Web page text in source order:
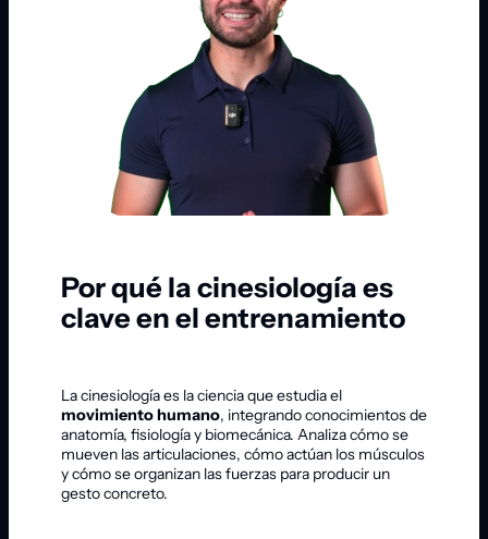
Por qué la cinesiología es
clave en el entrenamiento
La cinesiología es la ciencia que estudia el
movimiento humano, integrando conocimientos de
anatomía, fisiología y biomecánica. Analiza cómo se
mueven las articulaciones, cómo actúan los músculos
y cómo se organizan las fuerzas para producir un
gesto concreto.